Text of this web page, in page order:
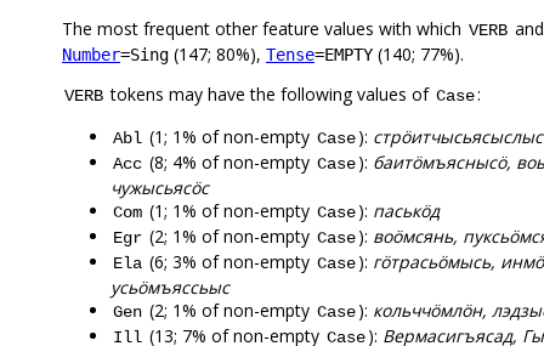
The most frequent other feature values with which VERB
Number=Sing (147; 80%), Tense=EMPTY (140; 77%).
VERB tokens may have the following values of Case:
Abl (1; 1% of non-empty Case):
Acc (8; 4% of non-empty Case): баитӧмъяснысӧ,
чужысьясӧс
Com (1; 1% of non-empty Case): паськӧд
Egr (2; 1% of non-empty Case): воӧмсянь,
Ela (6; 3% of non-empty Case): гӧтрасьӧмысь,
усьӧмъяссьыс
Gen (2; 1% of non-empty Case): кольччӧмлӧн,
Ill (13; 7% of non-empty Case): Вермасигъясад,